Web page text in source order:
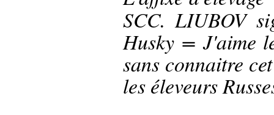
SCC. LIUBOV
Husky = J'aime
sans connaitre
les éleveurs